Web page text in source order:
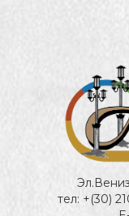
тел: +(30)